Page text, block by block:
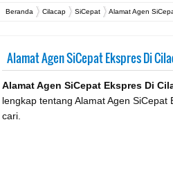
Beranda Cilacap SiCepat Alamat Agen
Alamat Agen SiCepat Ekspres Di
Alamat Agen SiCepat Ekspres Di
lengkap tentang Alamat Agen
cari.